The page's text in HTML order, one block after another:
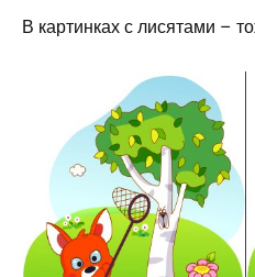
В картинках с лисятами –